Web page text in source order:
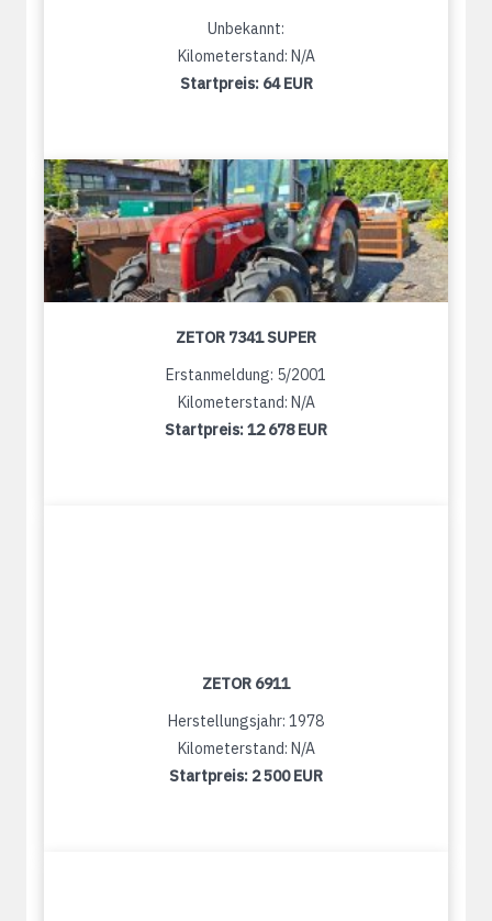
Unbekannt:
Kilometerstand: N/A
Startpreis: 64 EUR
ZETOR 7341 SUPER
Erstanmeldung: 5/2001
Kilometerstand: N/A
Startpreis:12 678 EUR
ZETOR 6911
Herstellungsjahr: 1978
Kilometerstand: N/A
Startpreis: 2 500 EUR